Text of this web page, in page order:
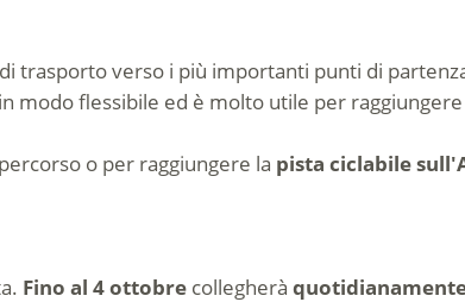
trasporto verso i più importanti punti di
modo flessibile ed è molto utile per
o per raggiungere la pista ciclabile
Fino al 4 ottobrecollegherà